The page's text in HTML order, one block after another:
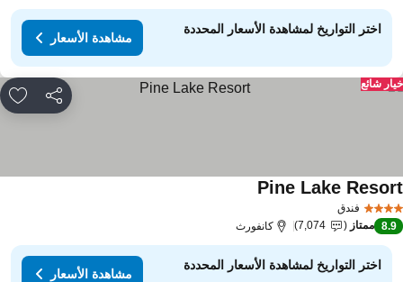
اختر التواريخ لمشاهدة الأسعار المحددة
مشاهدة الأسعار
مشاركة
شائع
فندق
Pine Lake
8.9 ممتاز 7,074 كانفورث
اختر التواريخ لمشاهدة الأسعار المحددة
مشاهدة الأسعار